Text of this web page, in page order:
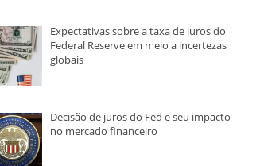
Expectativas sobre a taxa de juros do
Federal Reserve em meio a incertezas
globais
Decisão de juros do Fed e seu impacto
no mercado financeiro